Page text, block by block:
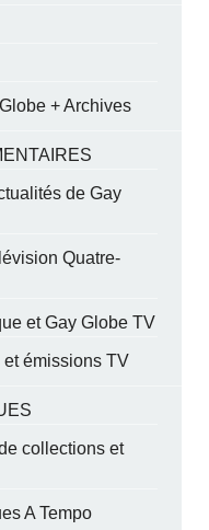
+ Archives
de Gay
Quatre-
et Gay Globe TV
émissions TV
collections et
A Tempo